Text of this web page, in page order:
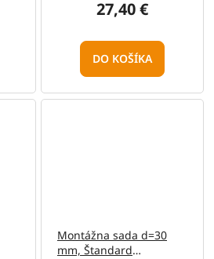
27,40 €
DO KOŠÍKA
Montážna sada d=30
mm, Štandard